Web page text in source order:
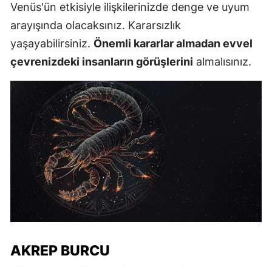
Venüs'ün etkisiyle ilişkilerinizde denge ve uyum
arayışında olacaksınız. Kararsızlık
yaşayabilirsiniz. Önemli kararlar almadan evvel
çevrenizdeki insanların görüşlerini almalısınız.
AKREP BURCU